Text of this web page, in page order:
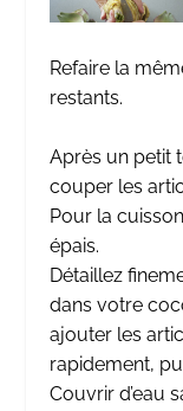
Refaire la
restants.
Après un petit
couper les
Pour la
épais.
Détaillez
dans votre
ajouter les
rapidement,
Couvrir d’eau